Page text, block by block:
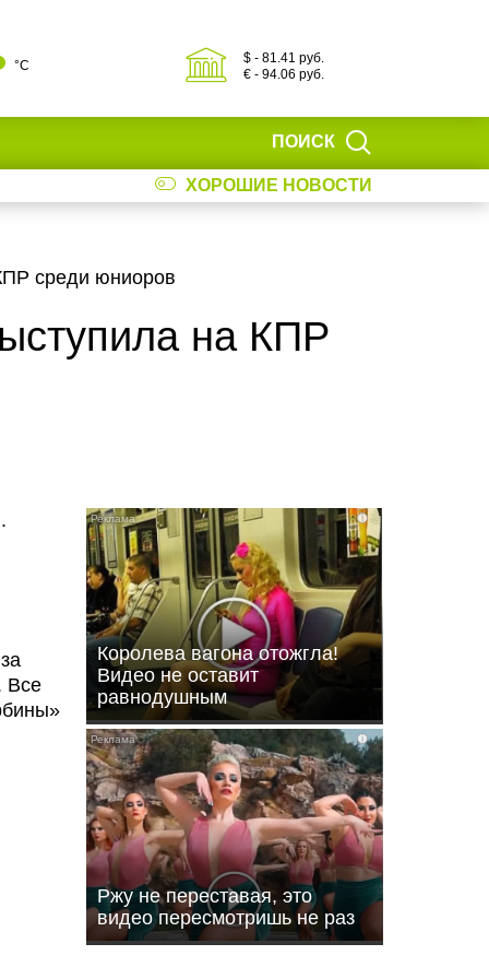
°С
$ - 81.41 руб.
€ - 94.06 руб.
ПОИСК
ХОРОШИЕ НОВОСТИ
среди юниоров
на КПР
Все
i
Королева вагона отожгла!
Видео не оставит
равнодушным
i
Ржу не переставая, это
видео пересмотришь не раз